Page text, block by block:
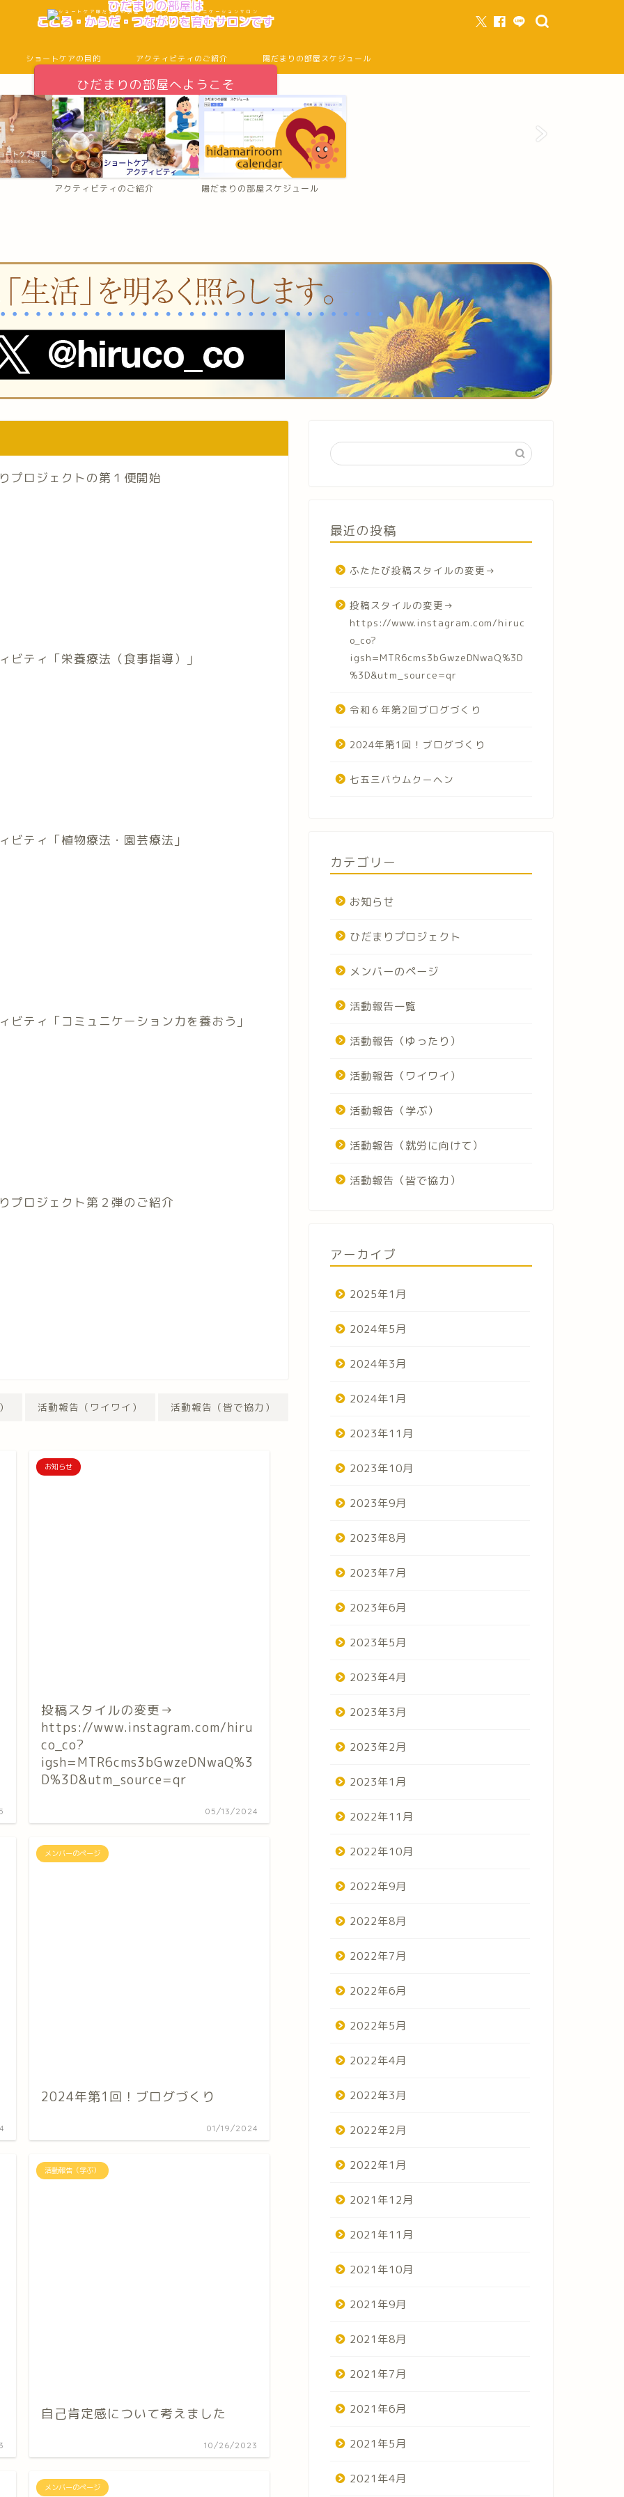
ひだまりの部屋は
こころ・からだ・つながりを育むサロンです
ひだまりの部屋へようこそ
ショートケアの目的 アクティビティのご紹介 陽だまりの部屋スケジュール
アクティビティのご紹介 陽だまりの部屋スケジュール
プロジェクトの第１便開始
ビティ「栄養療法（食事指導）」
ビティ「植物療法・園芸療法」
ビティ「コミュニケーション力を養おう」
プロジェクト第２弾のご紹介
活動報告（ワイワイ） 活動報告（皆で協力）
お知らせ
投稿スタイルの変更→
https://www.instagram.com/hiru
co_co?
igsh=MTR6cms3bGwzeDNwaQ%3
D%3D&utm_source=qr
05/13/2024
メンバーのページ
2024年第1回！ブログづくり
01/19/2024
活動報告（学ぶ）
自己肯定感について考えました
10/26/2023
メンバーのページ
活動報告（ゆったり）
カボチャづくしのハロウィン
活動報告（ゆったり）
メッセージカードづくり
活動報告（ゆったり）
クレープづくり
最近の投稿
ふたたび投稿スタイルの変更→
投稿スタイルの変更→
https://www.instagram.com/hiruc
o_co?
igsh=MTR6cms3bGwzeDNwaQ%3D
%3D&utm_source=qr
令和６年第2回ブログづくり
2024年第1回！ブログづくり
七五三バウムクーヘン
カテゴリー
お知らせ
ひだまりプロジェクト
メンバーのページ
活動報告一覧
活動報告（ゆったり）
活動報告（ワイワイ）
活動報告（学ぶ）
活動報告（就労に向けて）
活動報告（皆で協力）
アーカイブ
2025年1月
2024年5月
2024年3月
2024年1月
2023年11月
2023年10月
2023年9月
2023年8月
2023年7月
2023年6月
2023年5月
2023年4月
2023年3月
2023年2月
2023年1月
2022年11月
2022年10月
2022年9月
2022年8月
2022年7月
2022年6月
2022年5月
2022年4月
2022年3月
2022年2月
2022年1月
2021年12月
2021年11月
2021年10月
2021年9月
2021年8月
2021年7月
2021年6月
2021年5月
2021年4月